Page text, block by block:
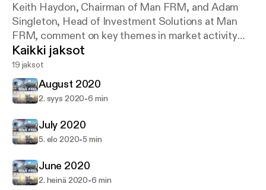
Keith Haydon, Chairman of Man FRM, and Adam
Singleton, Head of Investment Solutions at Man
FRM, comment on key themes in market activity
over the previous month.
Kaikki jaksot
19 jaksot
August 2020
2. syys 2020-6 min
July 2020
5. elo 2020-5 min
June 2020
2. heinä 2020-6 min